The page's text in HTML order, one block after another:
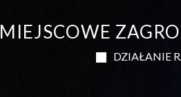
MIEJSCOWE
DZIAŁANIE